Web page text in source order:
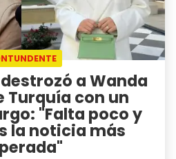
a Wanda
Turquía con un
"Falta poco y
la noticia más